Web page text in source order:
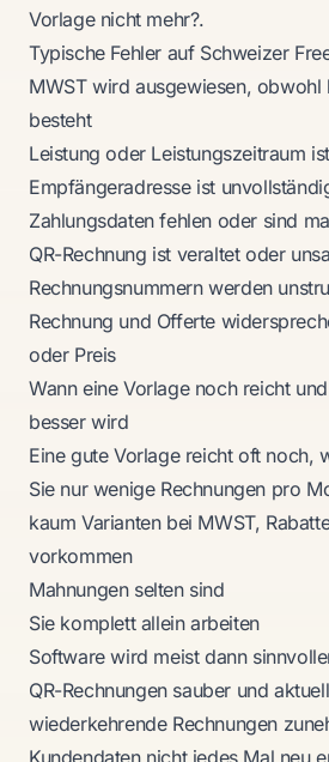
Vorlage nicht mehr?.
Typische Fehler auf Schweizer
MWST wird ausgewiesen, obwohl
besteht
Leistung oder Leistungszeitraum
Empfängeradresse ist
Zahlungsdaten fehlen oder sind
QR-Rechnung ist veraltet oder
Rechnungsnummern werden
Rechnung und Offerte
oder Preis
Wann eine Vorlage noch reicht
besser wird
Eine gute Vorlage reicht oft noch,
Sie nur wenige Rechnungen pro
kaum Varianten bei MWST,
vorkommen
Mahnungen selten sind
Sie komplett allein arbeiten
Software wird meist dann
QR-Rechnungen sauber und
wiederkehrende Rechnungen